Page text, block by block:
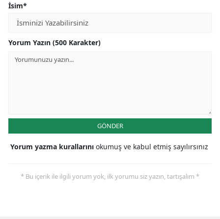
İsim*
Yorum Yazın (500 Karakter)
GÖNDER
Yorum yazma kurallarını okumuş ve kabul etmiş sayılırsınız
* Bu içerik ile ilgili yorum yok, ilk yorumu siz yazın, tartışalım *